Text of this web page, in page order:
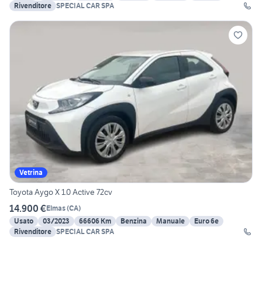
Rivenditore SPECIAL CAR SPA
Vetrina
Toyota Aygo X 1.0 Active 72cv
14.900 €Elmas(CA)
Usato
03/2023 66606 Km Benzina Manuale
Euro 6e
Rivenditore SPECIAL CAR SPA